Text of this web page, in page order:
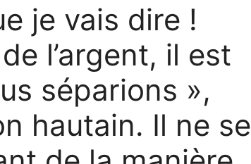
je vais dire !
l’argent, il est
séparions »,
hautain. Il ne se